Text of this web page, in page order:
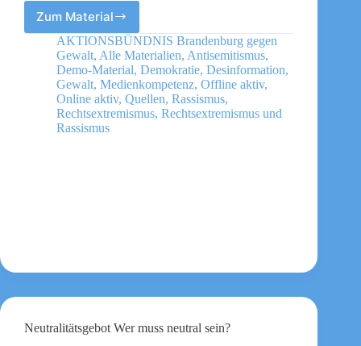
Zum Material
Was
tun
bei
Rassismus
am
Arbeitsplatz?
Leitfaden
AKTIONSBÜNDNIS Brandenburg gegen
Gewalt, Alle Materialien, Antisemitismus,
Demo-Material, Demokratie, Desinformation,
Gewalt, Medienkompetenz, Offline aktiv,
Online aktiv, Quellen, Rassismus,
Rechtsextremismus, Rechtsextremismus und
Rassismus
Neutralitätsgebot Wer muss neutral sein?